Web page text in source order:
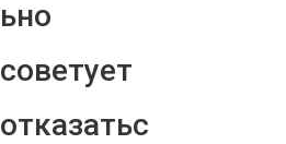
ьно
советует
отказатьс